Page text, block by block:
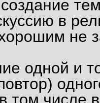
в
не
одной и